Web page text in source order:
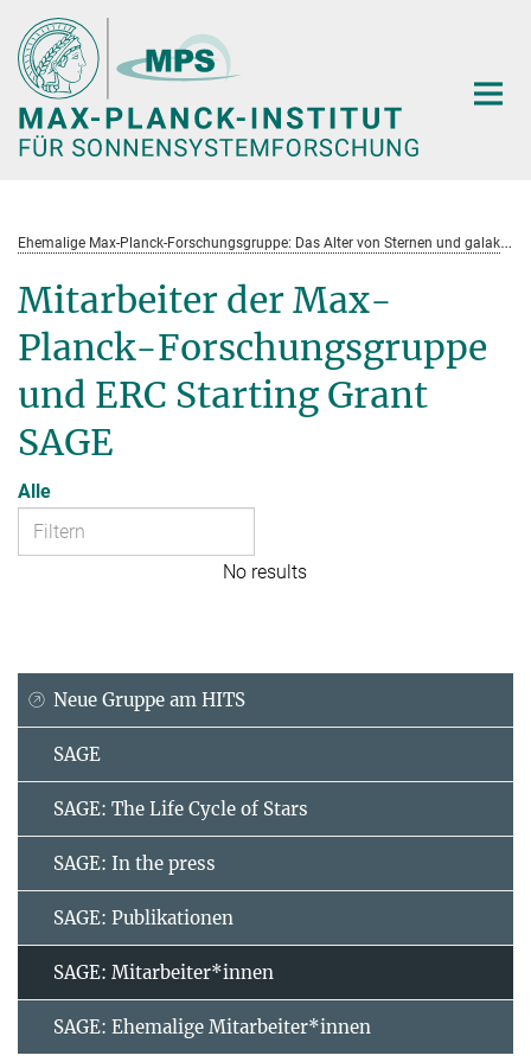
Hauptinhalt
E
hemalige Max-Planck-Forschungsgruppe: Das Alter von Sternen und galaktische Entwicklung
Mitarbeiter der Max-
Planck-Forschungsgruppe
und ERC Starting Grant
SAGE
Alle
No results
Neue Gruppe am HITS
SAGE
SAGE: The Life Cycle of Stars
SAGE: In the press
SAGE: Publikationen
SAGE: Mitarbeiter*innen
SAGE: Ehemalige Mitarbeiter*innen